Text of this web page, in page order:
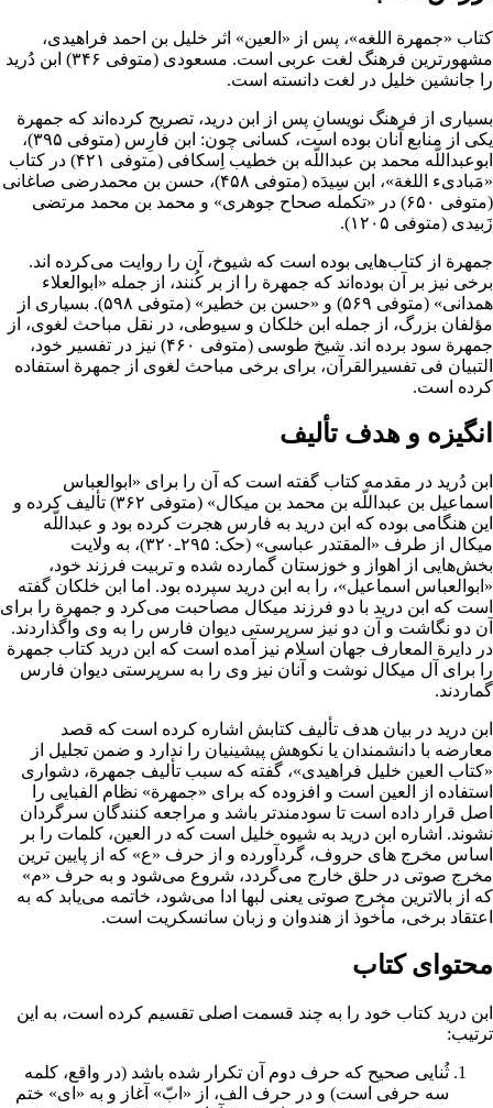
کتاب «جمهرة اللغه»، پس از « العین» اثر خلیل بن احمد فراهیدی،
مشهورترین فرهنگ لغت عربی است. مسعودی
(متوفی ۳۴۶) ابن دُرید
را جانشین خلیل در لغت دانسته است.
بسیاری از فرهنگ نویسانِ پس از ابن درید، تصریح کرده‌اند که جمهرة
یکی از منابع آنان بوده است، کسانی چون: ابن فارِس
(متوفی ۳۹۵)،
ابوعبداللّه محمد بن عبداللّه بن خطیب اِسکافی (متوفی ۴۲۱) در کتاب
«مَبادیء اللغة»، ابن سِیدَه (متوفی ۴۵۸)، حسن بن محمدرضی صاغانی
(متوفی ۶۵۰) در «تکمله صحاح جوهری» و محمد بن محمد مرتضی
زَبیدی (متوفی ۱۲۰۵).
جمهرة از کتاب‌هایی بوده است که شیوخ، آن را روایت می‌کرده اند.
برخی نیز بر آن بوده‌اند که جمهرة را از بر کُنند، از جمله «ابوالعلاء
همدانی» (متوفی ۵۶۹) و «حسن بن خطیر» (متوفی ۵۹۸). بسیاری از
مؤلفان بزرگ، از جمله ابن خلکان و سیوطی، در نقل مباحث لغوی، از
جمهرة سود برده اند. شیخ طوسی (متوفی ۴۶۰) نیز در تفسیر خود،
التبیان فی تفسیرالقرآن، برای برخی مباحث لغوی از جمهرة استفاده
کرده است.
انگیزه و هدف تألیف
ابن دُرید در مقدمه کتاب گفته است که آن را برای «ابوالعباس
اسماعیل بن عبداللّه بن محمد بن میکال» (متوفی ۳۶۲) تألیف کرده و
این هنگامی بوده که ابن درید به فارس هجرت کرده بود و عبداللّه
میکال از طرف « المقتدر عباسی
» (حک: ۲۹۵ـ۳۲۰)، به ولایت
بخش‌هایی از اهواز و خوزستان گمارده شده و تربیت فرزند خود،
«ابوالعباس اسماعیل»، را به ابن درید سپرده بود. اما ابن خلکان گفته
است که ابن درید با دو فرزند میکال مصاحبت می‌کرد و جمهرة را برای
آن دو نگاشت و آن دو نیز سرپرستی دیوان فارس را به وی واگذاردند.
در دایرة المعارف جهان اسلام نیز آمده است که ابن درید کتاب جمهرة
را برای آل میکال نوشت و آنان نیز وی را به سرپرستی دیوان فارس
گماردند.
ابن درید در بیان هدف تألیف کتابش اشاره کرده است که قصد
معارضه با دانشمندان یا نکوهش پیشینیان را ندارد و ضمن تجلیل از
«کتاب العین خلیل فراهیدی»، گفته که سبب تألیف جمهرة، دشواری
استفاده از العین است و افزوده که برای «جمهرة» نظام الفبایی را
اصل قرار داده است تا سودمندتر باشد و مراجعه کنندگان سرگردان
نشوند. اشاره ابن درید به شیوه خلیل است که در العین، کلمات را بر
اساس مخرج های حروف، گردآورده و از حرف «ع» که از پایین ‌ترین
مخرج صوتی در حلق خارج می‌گردد، شروع می‌شود و به حرف «م»
که از بالاترین مخرج صوتی یعنی لبها ادا می‌شود، خاتمه می‌یابد که به
اعتقاد برخی، مأخوذ از هندوان و زبان سانسکریت است.
محتوای کتاب
ابن درید کتاب خود را به چند قسمت اصلی تقسیم کرده است، به این
ترتیب:
ثُنایی صحیح که حرف دوم آن تکرار شده باشد (در واقع، کلمه
سه حرفی است) و در حرف الف، از «ابّ» آغاز و به «ای» ختم